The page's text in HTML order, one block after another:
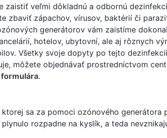
zaistiť veľmi dôkladnú a odbornú
zbaviť zápachov, vírusov, baktérií či
generátorov vám zaistíme
hotelov, ubytovní, ale aj rôznych
Všetky svoje dopyty po tejto
môžete objednávať prostredníctvom
.
sa za pomoci ozónového generátora
rozpadne na kyslík, a teda